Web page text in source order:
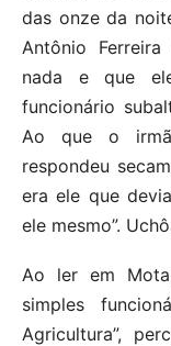
das onze da
Antônio
nada e que
funcionário
Ao que o
respondeu
era ele que
ele mesmo”.
Ao ler em
simples
Agricultura”,